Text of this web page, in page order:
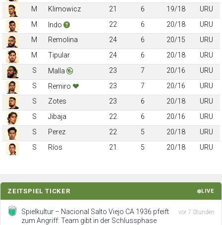
M
Klimowicz 21 6 19/18
URU
M
Indo 22 6 20/18
URU
M
Remolina 24 6 20/15
URU
M
Tipular 24 6 20/18
URU
S
Malla 23 7 20/16
URU
S
Remiro 23 7 20/16
URU
S
Zotes 23 6 20/18
URU
S
Jibaja 22 6 20/16
URU
S
Perez 22 5 20/18
URU
S
Ríos 21 5 20/18 URU
ZEITSPIEL TICKER LIVE
Spielkultur – Nacional Salto Viejo CA 1936 pfeift
zum Angriff: Team gibt in der Schlussphase
vor 7 Stunden